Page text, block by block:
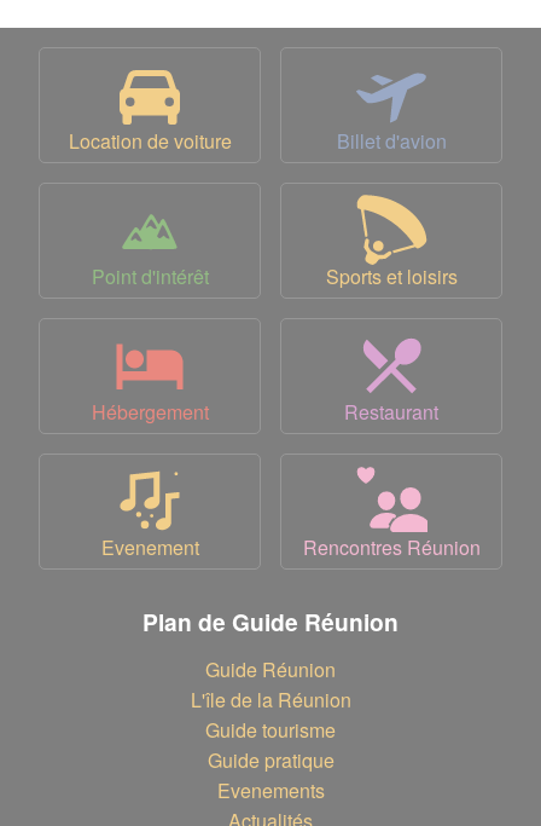
Location de voiture Billet d'avion
Point d'intérêt Sports et loisirs
Hébergement Restaurant
Evenement Rencontres Réunion
Plan de Guide Réunion
Guide Réunion
L'île de la Réunion
Guide tourisme
Guide pratique
Evenements